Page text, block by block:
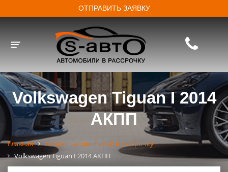
Toggle navigation
ОТПРАВИТЬ ЗАЯВКУ
Volkswagen Tiguan I 2014
АКПП
Главная
Каталог автомобилей в рассрочку
Volkswagen Tiguan I 2014 АКПП